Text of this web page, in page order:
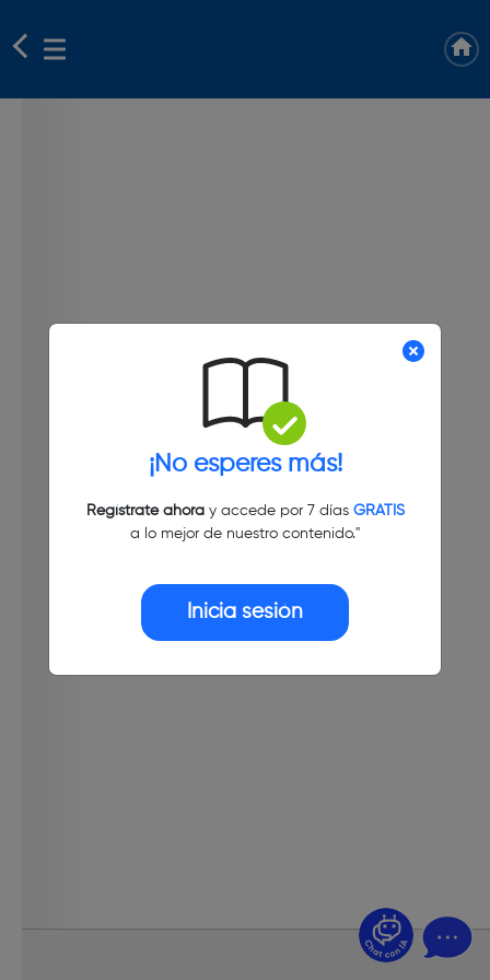
¡No esperes más!
Regístrate ahoray accede por 7 días GRATIS
a lo mejor de nuestro contenido."
Inicia sesión